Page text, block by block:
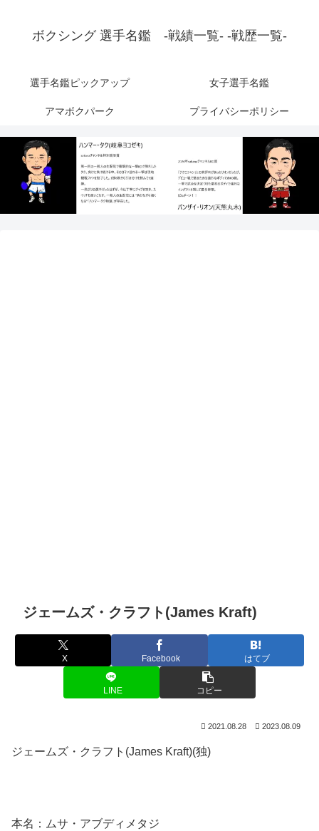
ボクシング 選手名鑑 -戦績一覧- -戦歴一覧-
選手名鑑ピックアップ 女子選手名鑑
アマボクパーク プライバシーポリシー
ジェームズ・クラフト(James Kraft)
X Facebook はてブ
LINE コピー
2021.08.28 2023.08.09
ジェームズ・クラフト(James Kraft)(独)
本名：ムサ・アブディメタジ